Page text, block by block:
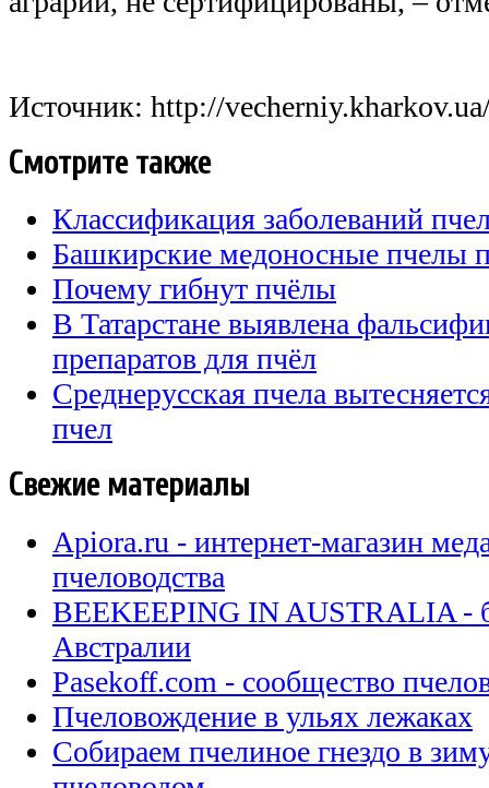
Источник: http://
Смотрите также
Классификация заболеваний
Башкирские медоносные пчелы
Почему гибнут пчёлы
В Татарстане выявлена
препаратов для пчёл
Среднерусская пчела
пчел
Свежие материалы
Apiora.ru - интернет-магазин
пчеловодства
BEEKEEPING IN AUSTRALIA -
Австралии
Pasekoff.com - сообщество
Пчеловождение в ульях лежаках
Собираем пчелиное гнездо в